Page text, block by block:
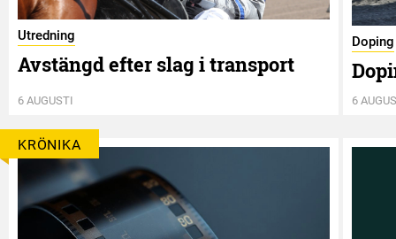
Utredning
Avstängd efter slag i transport
6 AUGUSTI
Doping
6
KRÖNIKA